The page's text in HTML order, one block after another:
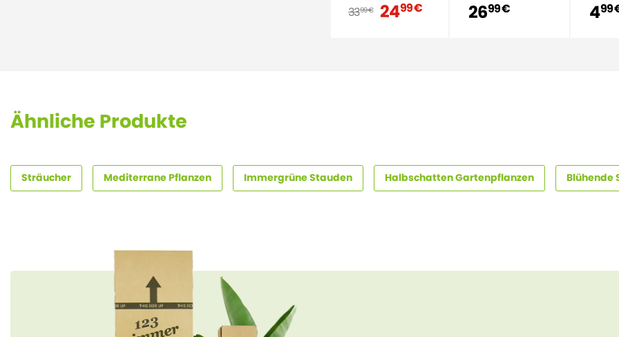
3399 € 2499 € 2699 € 499
Ähnliche Produkte
Sträucher Mediterrane Pflanzen Immergrüne Stauden Halbschatten Gartenpflanzen Blühende